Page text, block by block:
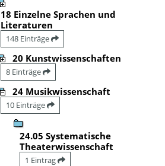
18 Einzelne Sprachen und
Literaturen
148 Einträge
20 Kunstwissenschaften
8 Einträge
24 Musikwissenschaft
10 Einträge
24.05 Systematische
Theaterwissenschaft
1 Eintrag